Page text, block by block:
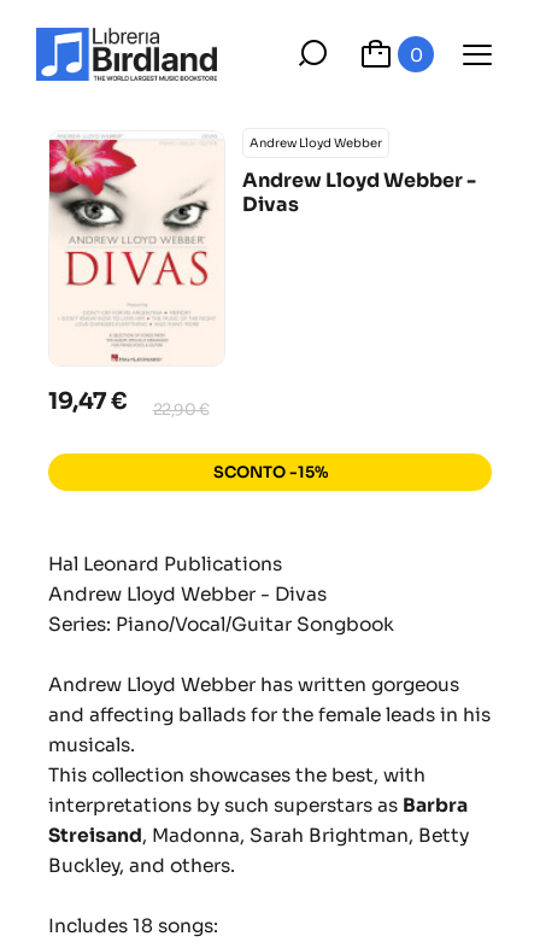
0
Andrew Lloyd Webber
Andrew Lloyd Webber -
Divas
19,47 € 22,90 €
SCONTO -15%
Hal Leonard Publications
Andrew Lloyd Webber - Divas
Series: Piano/Vocal/Guitar Songbook
Andrew Lloyd Webber has written gorgeous
and affecting ballads for the female leads in his
musicals.
This collection showcases the best, with
interpretations by such superstars as Barbra
Streisand, Madonna, Sarah Brightman, Betty
Buckley, and others.
Includes 18 songs: